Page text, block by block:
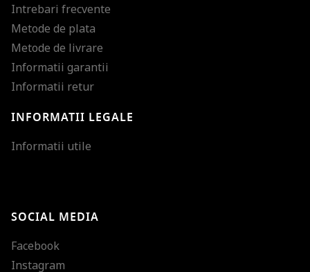
Intrebari frecvente
Metode de plata
Metode de livrare
Informatii garantii
Informatii retur
INFORMATII LEGALE
Informatii utile
SOCIAL MEDIA
Facebook
Instagram